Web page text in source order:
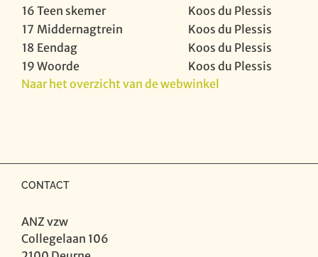
16 Teen skemer
Koos du Plessis
17 Middernagtrein
Koos du Plessis
18 Eendag
Koos du Plessis
19 Woorde
Koos du Plessis
Naar het overzicht van de webwinkel
CONTACT
ANZ vzw
Collegelaan 106